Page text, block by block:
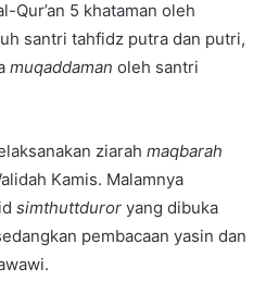
Qur’an 5 khataman oleh
santri tahfidz putra dan putri,
muqaddaman oleh santri
ziarah maqbarah
Kamis. Malamnya
simthuttduror yang dibuka
pembacaan yasin dan